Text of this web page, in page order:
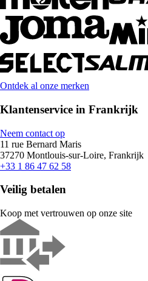
Ontdek al onze merken
Klantenservice in Frankrijk
Neem contact op
11 rue Bernard Maris
37270 Montlouis-sur-Loire, Frankrijk
+33 1 86 47 62 58
Veilig betalen
Koop met vertrouwen op onze site